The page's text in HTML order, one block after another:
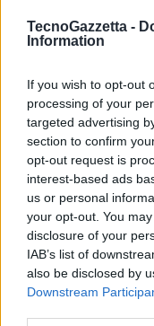
TecnoGazzetta -
Information
If you wish to opt-out
processing of your
targeted advertising
section to confirm
opt-out request is
interest-based ads
us or personal
your opt-out. You
disclosure of your
IAB’s list of
also be disclosed by
Downstream
Saranno richiesti
Una volta completata
Non esiste una
migrazione non
Cosa succede al
Dopo la migrazione, il
12 mesi per garantire
addebiti diretti.
principale del tuo conto.
La tua carta